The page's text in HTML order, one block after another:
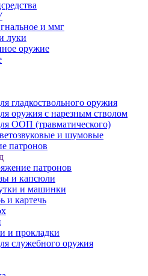
и ммг
луки
оружие
гладкоствольного оружия
оружия с нарезным стволом
ООП (травматического)
и шумовые
патронов
патронов
и капсюли
и машинки
и картечь
и прокладки
служебного оружия